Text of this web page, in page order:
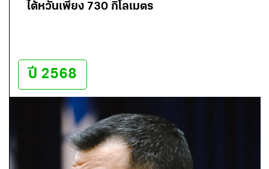
ไต้หวันเพียง 730 กิโลเมตร
ปี 2568